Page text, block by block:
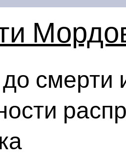
смерти